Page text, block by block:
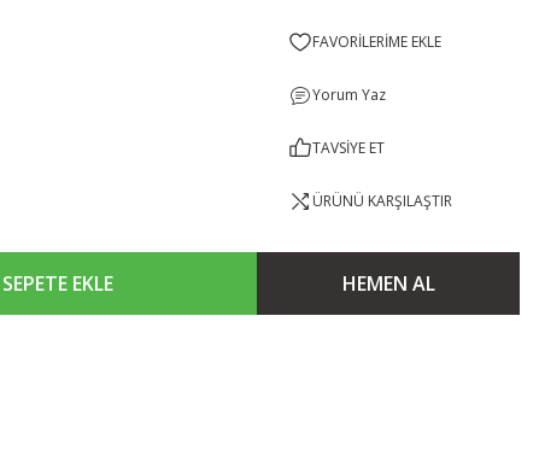
Yorum Yaz
TAVSİYE ET
ÜRÜNÜ KARŞILAŞTIR
SEPETE EKLE HEMEN AL